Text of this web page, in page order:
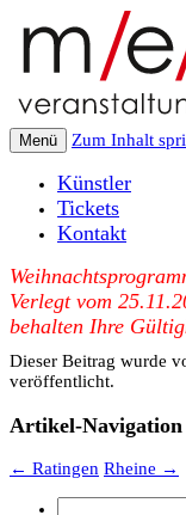
Menü Zum Inhalt
Künstler
Tickets
Kontakt
Verlegt vom
behalten Ihre
Dieser Beitrag wurde
veröffentlicht.
Artikel-Navigation
← Ratingen Rheine →